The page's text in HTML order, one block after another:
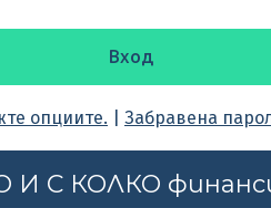
опциите. Забравена
И С КОЛКО